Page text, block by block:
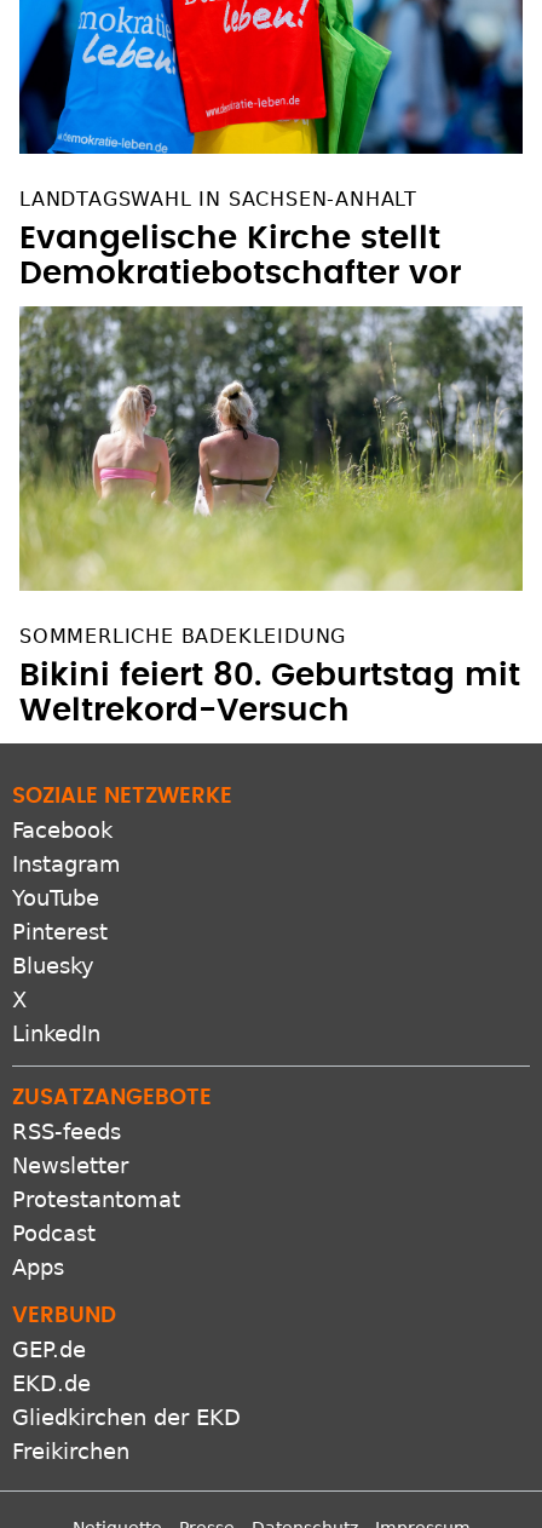
LANDTAGSWAHL IN SACHSEN-ANHALT
Evangelische Kirche stellt
Demokratiebotschafter vor
SOMMERLICHE BADEKLEIDUNG
Bikini feiert 80. Geburtstag mit
Weltrekord-Versuch
SOZIALE NETZWERKE
Facebook
Instagram
YouTube
Pinterest
Bluesky
X
LinkedIn
ZUSATZANGEBOTE
RSS-feeds
Newsletter
Protestantomat
Podcast
Apps
VERBUND
GEP.de
EKD.de
Gliedkirchen der EKD
Freikirchen